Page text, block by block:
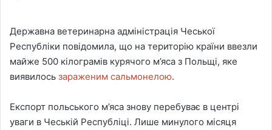
o
w
o
X
a
n
e
a
i
Державна ветеринарна адміністрація Чеської
Республіки повідомила, що на територію країни ввезли
майже 500 кілограмів курячого м’яса з Польщі, яке
виявилось зараженим сальмонелою.
Експорт польського м’яса знову перебуває в центрі
уваги в Чеській Республіці. Лише минулого місяця